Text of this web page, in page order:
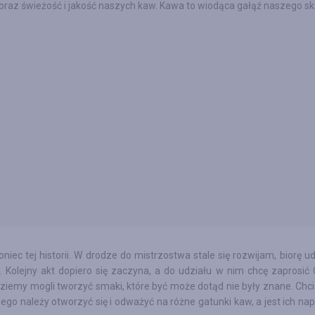
świeżość i jakość naszych kaw. Kawa to wiodąca gałąź naszego
tej historii. W drodze do mistrzostwa stale się rozwijam, biorę
akt dopiero się zaczyna, a do udziału w nim chcę zaprosić
mogli tworzyć smaki, które być może dotąd nie były znane.
należy otworzyć się i odważyć na różne gatunki kaw, a jest ich